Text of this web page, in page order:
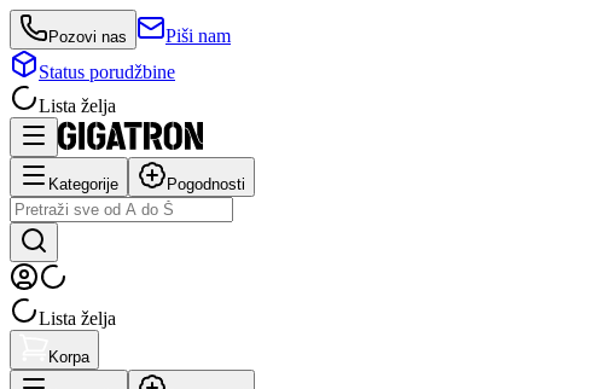
Pozovi nas
Piši nam
Status porudžbine
Lista želja
Kategorije Pogodnosti
Lista želja
Korpa